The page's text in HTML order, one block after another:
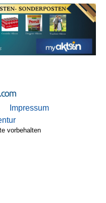
Impressum
vorbehalten